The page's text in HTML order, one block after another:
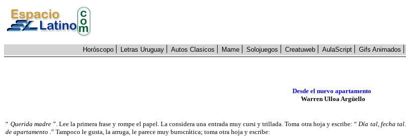
Horóscopo Letras Uruguay Autos Clasicos Mame Solojuegos Creatuweb AulaScript Gifs Animados
Desde el nuevo apartamento
Warren Ulloa Argüello
“ Querida madre ”. Lee la primera frase y rompe el papel. La considera una entrada muy cursi y trillada. Toma otra hoja y escribe: “ Día tal, fecha tal.
de apartamento .” Tampoco le gusta, la arruga, le parece muy burocrática; toma otra hoja y escribe: